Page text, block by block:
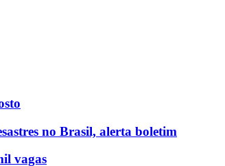
no Brasil, alerta boletim
vagas